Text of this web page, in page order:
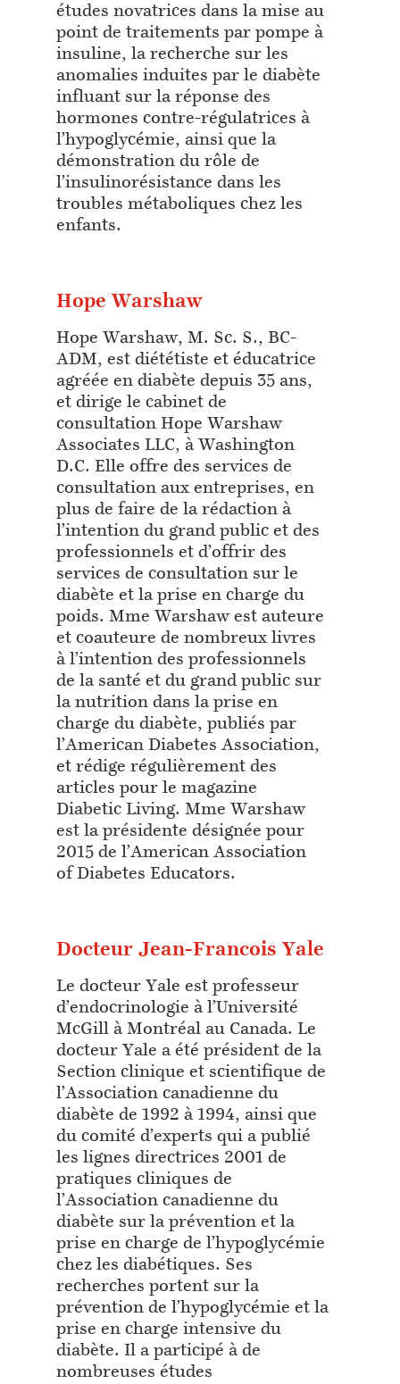
études novatrices dans la mise au
point de traitements par pompe à
insuline, la recherche sur les
anomalies induites par le diabète
influant sur la réponse des
hormones contre-régulatrices à
l’hypoglycémie, ainsi que la
démonstration du rôle de
l’insulinorésistance dans les
troubles métaboliques chez les
enfants.
Hope Warshaw
Hope Warshaw, M. Sc. S., BC-
ADM, est diététiste et éducatrice
agréée en diabète depuis 35 ans,
et dirige le cabinet de
consultation Hope Warshaw
Associates LLC, à Washington
D.C. Elle offre des services de
consultation aux entreprises, en
plus de faire de la rédaction à
l’intention du grand public et des
professionnels et d’offrir des
services de consultation sur le
diabète et la prise en charge du
poids. Mme Warshaw est auteure
et coauteure de nombreux livres
à l’intention des professionnels
de la santé et du grand public sur
la nutrition dans la prise en
charge du diabète, publiés par
l’American Diabetes Association,
et rédige régulièrement des
articles pour le magazine
Diabetic Living. Mme Warshaw
est la présidente désignée pour
2015 de l’American Association
of Diabetes Educators.
Docteur Jean-Francois Yale
Le docteur Yale est professeur
d’endocrinologie à l’Université
McGill à Montréal au Canada. Le
docteur Yale a été président de la
Section clinique et scientifique de
l’Association canadienne du
diabète de 1992 à 1994, ainsi que
du comité d’experts qui a publié
les lignes directrices 2001 de
pratiques cliniques de
l’Association canadienne du
diabète sur la prévention et la
prise en charge de l’hypoglycémie
chez les diabétiques. Ses
recherches portent sur la
prévention de l’hypoglycémie et la
prise en charge intensive du
diabète. Il a participé à de
nombreuses études